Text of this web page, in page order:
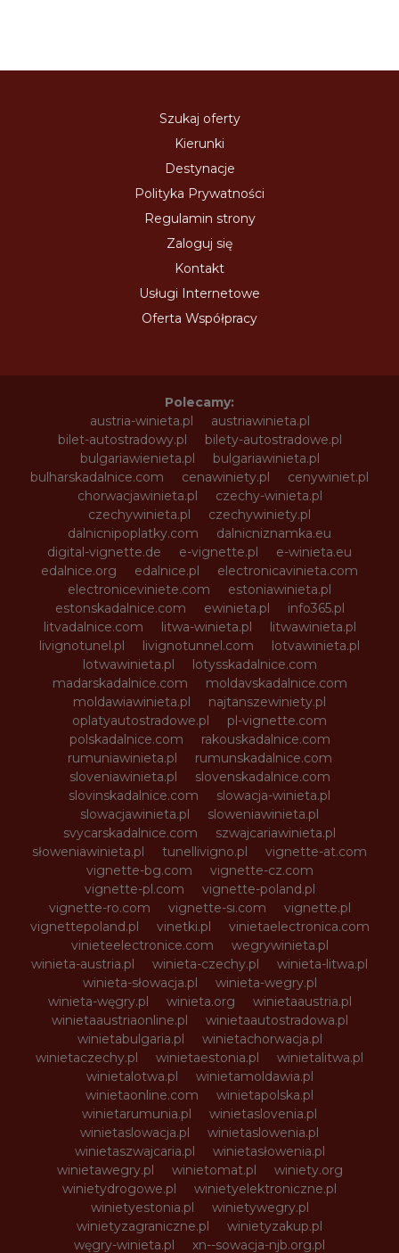
Szukaj oferty
Kierunki
Destynacje
Polityka Prywatności
Regulamin strony
Zaloguj się
Kontakt
Usługi Internetowe
Oferta Współpracy
Polecamy:
austria-winieta.pl
austriawinieta.pl
bilet-autostradowy.pl
bilety-autostradowe.pl
bulgariawienieta.pl
bulgariawinieta.pl
bulharskadalnice.com
cenawiniety.pl
cenywiniet.pl
chorwacjawinieta.pl
czechy-winieta.pl
czechywinieta.pl
czechywiniety.pl
dalnicnipoplatky.com
dalnicniznamka.eu
digital-vignette.de
e-vignette.pl
e-winieta.eu
edalnice.org
edalnice.pl
electronicavinieta.com
electroniceviniete.com
estoniawinieta.pl
estonskadalnice.com
ewinieta.pl
info365.pl
litvadalnice.com
litwa-winieta.pl
litwawinieta.pl
livignotunel.pl
livignotunnel.com
lotvawinieta.pl
lotwawinieta.pl
lotysskadalnice.com
madarskadalnice.com
moldavskadalnice.com
moldawiawinieta.pl
najtanszewiniety.pl
oplatyautostradowe.pl
pl-vignette.com
polskadalnice.com
rakouskadalnice.com
rumuniawinieta.pl
rumunskadalnice.com
sloveniawinieta.pl
slovenskadalnice.com
slovinskadalnice.com
slowacja-winieta.pl
slowacjawinieta.pl
sloweniawinieta.pl
svycarskadalnice.com
szwajcariawinieta.pl
słoweniawinieta.pl
tunellivigno.pl
vignette-at.com
vignette-bg.com
vignette-cz.com
vignette-pl.com
vignette-poland.pl
vignette-ro.com
vignette-si.com
vignette.pl
vignettepoland.pl
vinetki.pl
vinietaelectronica.com
vinieteelectronice.com
wegrywinieta.pl
winieta-austria.pl
winieta-czechy.pl
winieta-litwa.pl
winieta-słowacja.pl
winieta-wegry.pl
winieta-węgry.pl
winieta.org
winietaaustria.pl
winietaaustriaonline.pl
winietaautostradowa.pl
winietabulgaria.pl
winietachorwacja.pl
winietaczechy.pl
winietaestonia.pl
winietalitwa.pl
winietalotwa.pl
winietamoldawia.pl
winietaonline.com
winietapolska.pl
winietarumunia.pl
winietaslovenia.pl
winietaslowacja.pl
winietaslowenia.pl
winietaszwajcaria.pl
winietasłowenia.pl
winietawegry.pl
winietomat.pl
winiety.org
winietydrogowe.pl
winietyelektroniczne.pl
winietyestonia.pl
winietywegry.pl
winietyzagraniczne.pl
winietyzakup.pl
węgry-winieta.pl
xn--sowacja-njb.org.pl